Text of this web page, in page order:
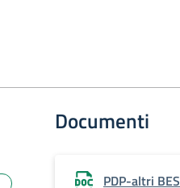
Documenti
PDP-altri BES